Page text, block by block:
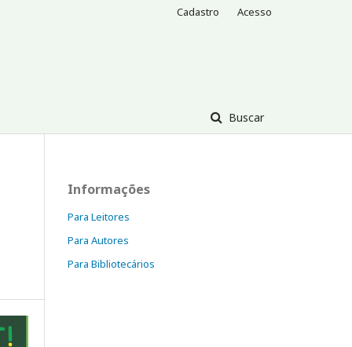
Buscar
Cadastro Acesso
Informações
Para Leitores
Para Autores
Para Bibliotecários